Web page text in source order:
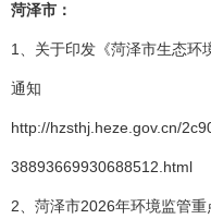
菏泽市：
1、关于印发《菏泽市生态环
通知
http://hzsthj.heze.gov.cn/
38893669930688512.html
2、菏泽市2026年环境监管重